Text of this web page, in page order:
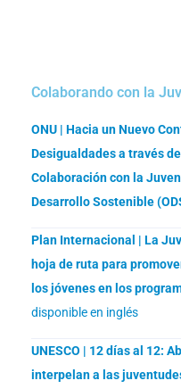
Colaborando con la
ONU | Hacia un Nuevo
Desigualdades a través
Colaboración con la
Desarrollo Sostenible
Plan Internacional | La
hoja de ruta para
los jóvenes en los
disponible en inglés
UNESCO | 12 días al 12:
interpelan a las